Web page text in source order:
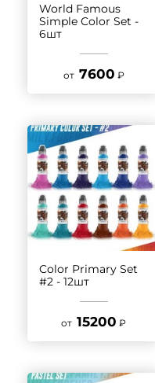
World Famous
Simple Color Set -
6шт
от 7600 ₽
Color Primary Set
#2 - 12шт
от 15200 ₽